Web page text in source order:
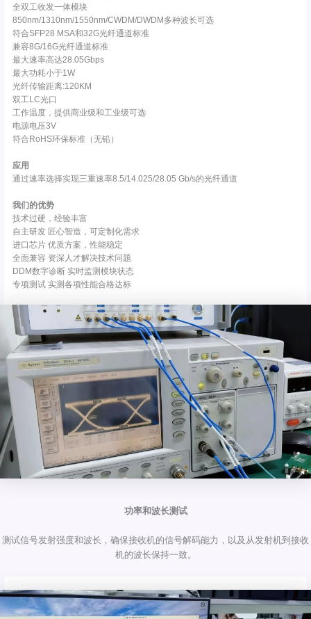
全双工收发一体模块
850nm/1310nm/1550nm/CWDM/DWDM多种波长可选
符合SFP28 MSA和32G光纤通道标准
兼容8G/16G光纤通道标准
最大速率高达28.05Gbps
最大功耗小于1W
光纤传输距离:120KM
双工LC光口
工作温度，提供商业级和工业级可选
电源电压3V
符合RoHS环保标准（无铅）
应用
通过速率选择实现三重速率8.5/14.025/28.05 Gb/s的光纤通道
我们的优势
技术过硬，经验丰富
自主研发 匠心智造，可定制化需求
进口芯片 优质方案，性能稳定
全面兼容 资深人才解决技术问题
DDM数字诊断 实时监测模块状态
专项测试 实测各项性能合格达标
功率和波长测试
测试信号发射强度和波长，确保接收机的信号解码能力，以及从发射机到接收
机的波长保持一致。